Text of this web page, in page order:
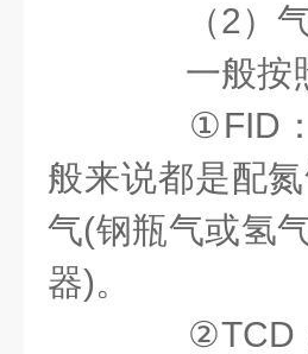
（2）气
一般按照
①FID：
般来说都是配
气(钢瓶气或氢
器)。
②TCD：